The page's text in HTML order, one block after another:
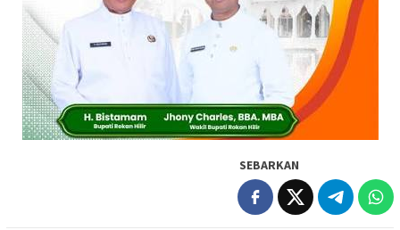
SEBARKAN